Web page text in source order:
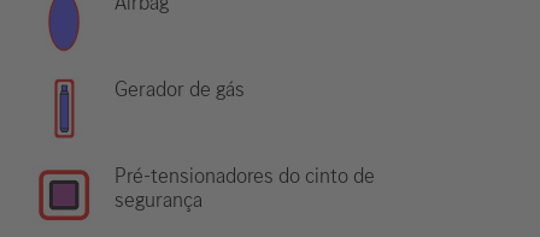
Gerador de gás
Pré-tensionadores do cinto de
segurança